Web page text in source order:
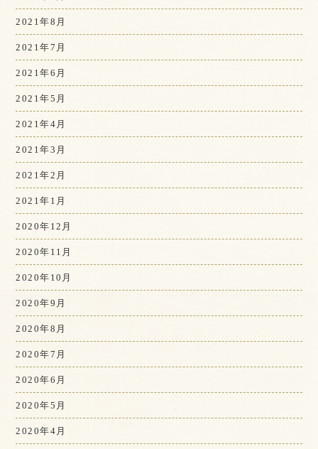
2021年8月
2021年7月
2021年6月
2021年5月
2021年4月
2021年3月
2021年2月
2021年1月
2020年12月
2020年11月
2020年10月
2020年9月
2020年8月
2020年7月
2020年6月
2020年5月
2020年4月